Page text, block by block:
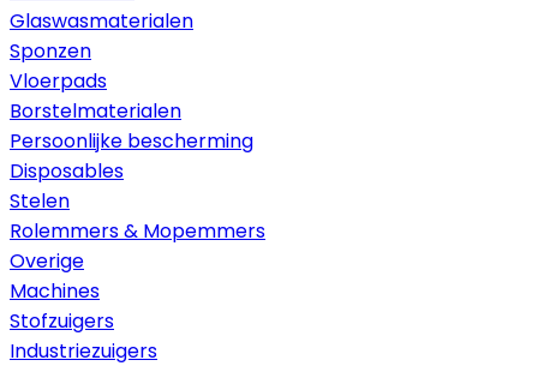
Glaswasmaterialen
Sponzen
Vloerpads
Borstelmaterialen
Persoonlijke bescherming
Disposables
Stelen
Rolemmers & Mopemmers
Overige
Machines
Stofzuigers
Industriezuigers